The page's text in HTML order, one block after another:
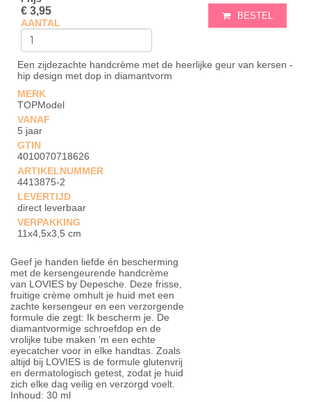
€ 3,95
AANTAL
BESTEL
Een zijdezachte handcrème met de heerlijke geur van kersen -
hip design met dop in diamantvorm
MERK
TOPModel
VANAF
5 jaar
GTIN
4010070718626
ARTIKELNUMMER
4413875-2
LEVERTIJD
direct leverbaar
VERPAKKING
11x4,5x3,5 cm
Geef je handen liefde én bescherming
met de kersengeurende handcrème
van LOVIES by Depesche. Deze frisse,
fruitige crème omhult je huid met een
zachte kersengeur en een verzorgende
formule die zegt: Ik bescherm je. De
diamantvormige schroefdop en de
vrolijke tube maken 'm een echte
eyecatcher voor in elke handtas. Zoals
altijd bij LOVIES is de formule glutenvrij
en dermatologisch getest, zodat je huid
zich elke dag veilig en verzorgd voelt.
Inhoud: 30 ml